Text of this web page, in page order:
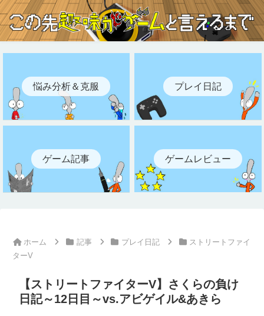
悩み分析＆克服 プレイ日記
ゲーム記事 ゲームレビュー
ホーム 記事 プレイ日記
ストリートファイ
ターV
【ストリートファイターV】さくらの負け
日記～12日目～vs.アビゲイル&あきら